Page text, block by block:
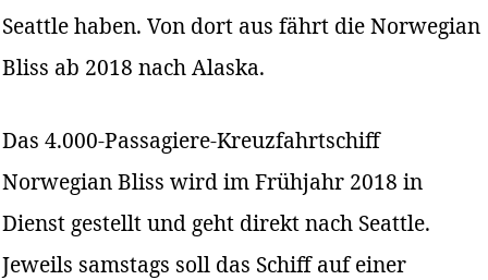
Seattle haben. Von dort aus fährt die Norwegian
Bliss ab 2018 nach Alaska.
Das 4.000-Passagiere-Kreuzfahrtschiff
Norwegian Bliss wird im Frühjahr 2018 in
Dienst gestellt und geht direkt nach Seattle.
Jeweils samstags soll das Schiff auf einer